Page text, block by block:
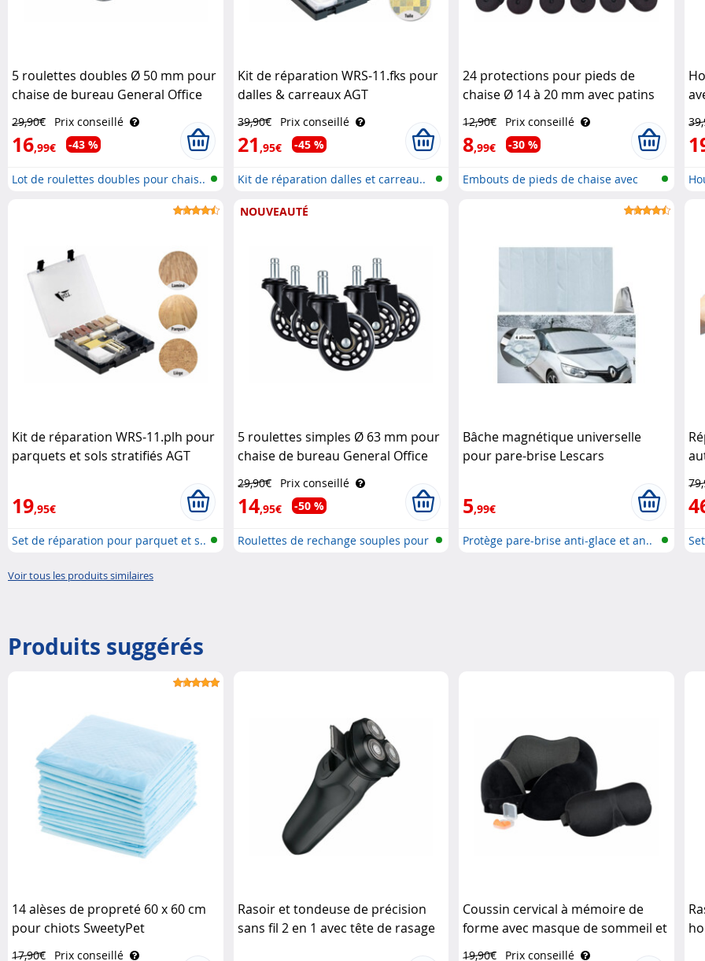
5 roulettes doubles Ø 50 mm pour
chaise de bureau General Office
29,90€ Prix conseillé
16,99€ -43 %
Lot de roulettes doubles pour chais..
Kit de réparation WRS-11.fks pour
dalles & carreaux AGT
39,90€ Prix conseillé
21,95€ -45 %
Kit de réparation dalles et carreau..
24 protections pour pieds de
chaise Ø 14 à 20 mm avec patins
en feutre - noir Carlo Milano
12,90€ Prix conseillé
8,99€ -30 %
Embouts de pieds de chaise avec
Kit de réparation WRS-11.plh pour
parquets et sols stratifiés AGT
19,95€
Set de réparation pour parquet et s..
NOUVEAUTÉ
5 roulettes simples Ø 63 mm pour
chaise de bureau General Office
29,90€ Prix conseillé
14,95€ -50 %
Roulettes de rechange souples pour
Bâche magnétique universelle
pour pare-brise Lescars
5,99€
Protège pare-brise anti-glace et an..
Voir tous les produits similaires
Produits suggérés
14 alèses de propreté 60 x 60 cm
pour chiots SweetyPet
17,90€ Prix conseillé
Rasoir et tondeuse de précision
sans fil 2 en 1 avec tête de rasage
Coussin cervical à mémoire de
forme avec masque de sommeil et
bouchons d’oreille Newgen
19,90€ Prix conseillé